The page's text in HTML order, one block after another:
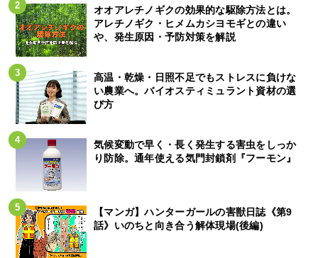
オオアレチノギクの効果的な駆除方法とは。
アレチノギク・ヒメムカシヨモギとの違い
や、発生原因・予防対策を解説
高温・乾燥・日照不足でもストレスに負けな
い農業へ。バイオスティミュラント資材の選
び方
気候変動で早く・長く発生する害虫をしっか
り防除。通年使える気門封鎖剤『フーモン』
【マンガ】ハンターガールの害獣日誌《第9
話》いのちと向き合う解体現場(後編)